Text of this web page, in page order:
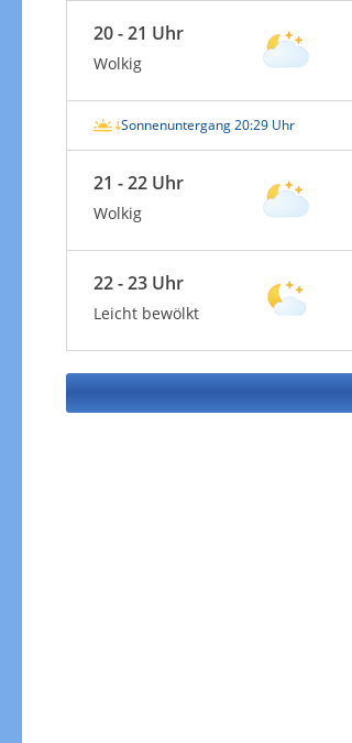
20 - 21 Uhr
Wolkig
Sonnenuntergang 20:29 Uhr
21 - 22 Uhr
Wolkig
22 - 23 Uhr
Leicht bewölkt